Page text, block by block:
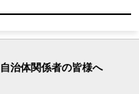
自治体関係者の皆様へ